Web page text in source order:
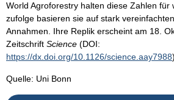
World Agroforestry halten diese Zahlen für
zufolge basieren sie auf stark
Annahmen. Ihre Replik erscheint am 18.
Zeitschrift Science (DOI:
https://dx.doi.org/10.1126/science.aay7988
Quelle: Uni Bonn